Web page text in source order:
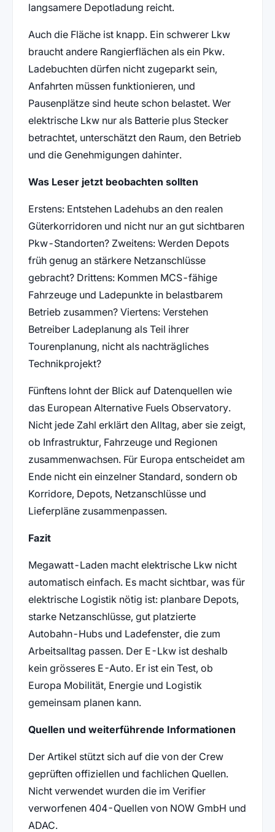
langsamere Depotladung reicht.
Auch die Fläche ist knapp. Ein schwerer Lkw
braucht andere Rangierflächen als ein Pkw.
Ladebuchten dürfen nicht zugeparkt sein,
Anfahrten müssen funktionieren, und
Pausenplätze sind heute schon belastet. Wer
elektrische Lkw nur als Batterie plus Stecker
betrachtet, unterschätzt den Raum, den Betrieb
und die Genehmigungen dahinter.
Was Leser jetzt beobachten sollten
Erstens: Entstehen Ladehubs an den realen
Güterkorridoren und nicht nur an gut sichtbaren
Pkw-Standorten? Zweitens: Werden Depots
früh genug an stärkere Netzanschlüsse
gebracht? Drittens: Kommen MCS-fähige
Fahrzeuge und Ladepunkte in belastbarem
Betrieb zusammen? Viertens: Verstehen
Betreiber Ladeplanung als Teil ihrer
Tourenplanung, nicht als nachträgliches
Technikprojekt?
Fünftens lohnt der Blick auf Datenquellen wie
das European Alternative Fuels Observatory.
Nicht jede Zahl erklärt den Alltag, aber sie zeigt,
ob Infrastruktur, Fahrzeuge und Regionen
zusammenwachsen. Für Europa entscheidet am
Ende nicht ein einzelner Standard, sondern ob
Korridore, Depots, Netzanschlüsse und
Lieferpläne zusammenpassen.
Fazit
Megawatt-Laden macht elektrische Lkw nicht
automatisch einfach. Es macht sichtbar, was für
elektrische Logistik nötig ist: planbare Depots,
starke Netzanschlüsse, gut platzierte
Autobahn-Hubs und Ladefenster, die zum
Arbeitsalltag passen. Der E-Lkw ist deshalb
kein grösseres E-Auto. Er ist ein Test, ob
Europa Mobilität, Energie und Logistik
gemeinsam planen kann.
Quellen und weiterführende Informationen
Der Artikel stützt sich auf die von der Crew
geprüften offiziellen und fachlichen Quellen.
Nicht verwendet wurden die im Verifier
verworfenen 404-Quellen von NOW GmbH und
ADAC.